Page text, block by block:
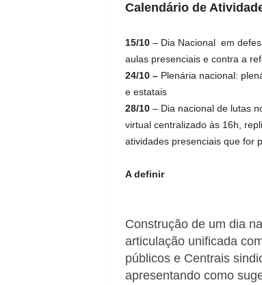
Calendário de
15/10 – Dia Nacional em
aulas presenciais e contra a
24/10 – Plenária nacional:
e estatais
28/10 – Dia nacional de lutas
virtual centralizado às 16h,
atividades presenciais que for
A definir
Construção de um dia
articulação unificada
públicos e Centrais
apresentando como